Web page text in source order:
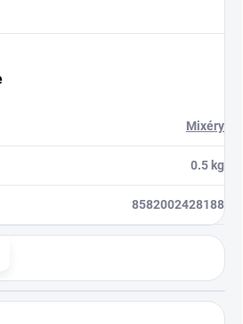
Mixéry
0.5 kg
8582002428188